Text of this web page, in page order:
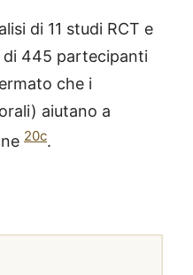
di 11 studi RCT e
di 445 partecipanti
che i
aiutano a
20c.